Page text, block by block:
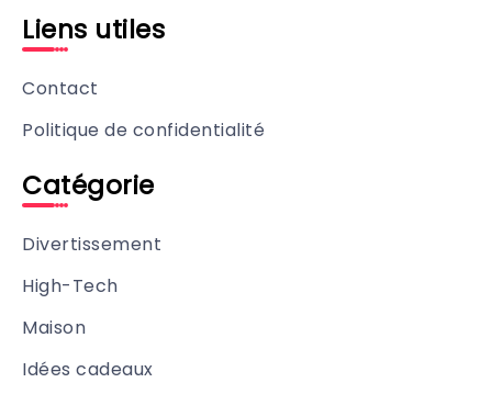
Liens utiles
Contact
Politique de confidentialité
Catégorie
Divertissement
High-Tech
Maison
Idées cadeaux